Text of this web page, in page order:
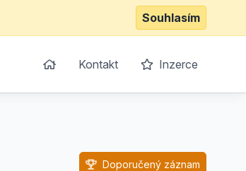
Souhlasím
Kontakt Inzerce
Doporučený záznam